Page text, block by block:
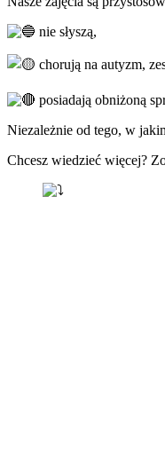
nie słyszą,
chorują na autyzm,
posiadają obniżoną
Niezależnie od tego, w
Chcesz wiedzieć więcej?